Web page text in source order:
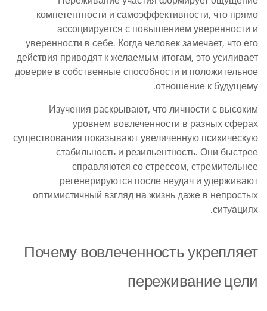
компетентности и самоэффективности, что прямо
ассоциируется с повышением уверенности и
уверенности в себе. Когда человек замечает, что его
действия приводят к желаемым итогам, это усиливает
доверие в собственные способности и положительное
отношение к будущему.
Изучения раскрывают, что личности с высоким
уровнем вовлеченности в разных сферах
существования показывают увеличенную психическую
стабильность и резильентность. Они быстрее
справляются со стрессом, стремительнее
регенерируются после неудач и удерживают
оптимистичный взгляд на жизнь даже в непростых
ситуациях.
Почему вовлеченность укрепляет
переживание цели